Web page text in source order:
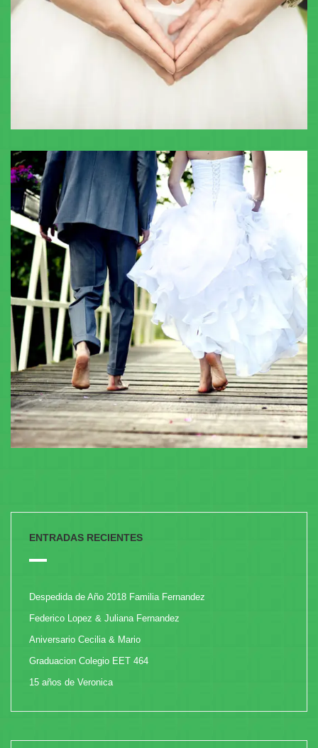
ENTRADAS RECIENTES
Despedida de Año 2018 Familia Fernandez
Federico Lopez & Juliana Fernandez
Aniversario Cecilia & Mario
Graduacion Colegio EET 464
15 años de Veronica